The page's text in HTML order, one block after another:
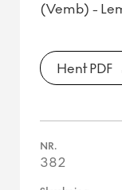
(Vemb) -
Hent PDF
382